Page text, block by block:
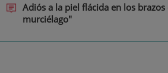
Adiós a la piel flácida en los brazos
murciélago"